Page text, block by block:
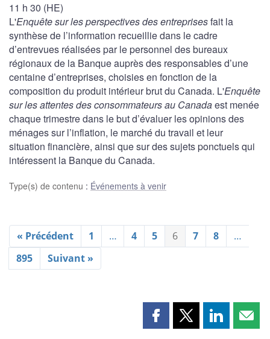
11 h 30 (HE)
L'Enquête sur les perspectives des entreprisesfait la
synthèse de l’information recueillie dans le cadre
d’entrevues réalisées par le personnel des bureaux
régionaux de la Banque auprès des responsables d’une
centaine d’entreprises, choisies en fonction de la
composition du produit intérieur brut du Canada. L'Enquête
sur les attentes des consommateurs au Canadaest menée
chaque trimestre dans le but d’évaluer les opinions des
ménages sur l’inflation, le marché du travail et leur
situation financière, ainsi que sur des sujets ponctuels qui
intéressent la Banque du Canada.
Type(s) de contenu : Événements à venir
« Précédent 1 … 4 5 6 7 8
…
895
Suivant »
PartagerPartagerPartager